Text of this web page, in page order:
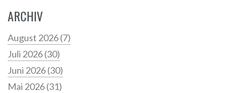
ARCHIV
August 2026(7)
Juli 2026(30)
Juni 2026(30)
Mai 2026(31)